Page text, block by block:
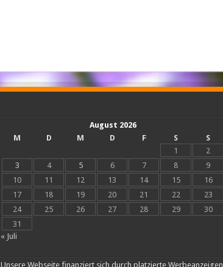
August 2026
M
D M D F S
S
1
2
3
4 5 6 7 8
9
10
11 12 13 14 15
16
17
18 19 20 21 22
23
24
25 26 27 28 29
30
31
« Juli
Unsere Webseite finanziert sich durch platzierte Werbeanzeigen